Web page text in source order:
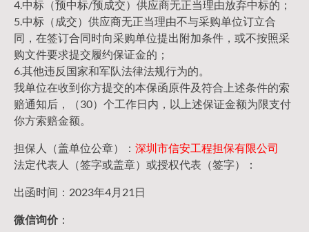
4.中标（预中标/预成交）供应商无正当理由放弃中标的；
5.中标（成交）供应商无正当理由不与采购单位订立合
同，在签订合同时向采购单位提出附加条件，或不按照采
购文件要求提交履约保证金的；
6.其他违反国家和军队法律法规行为的。
我单位在收到你方提交的本保函原件及符合上述条件的索
赔通知后，（30）个工作日内，以上述保证金额为限支付
你方索赔金额。
担保人（盖单位公章）： 深圳市信安工程担保有限公司
法定代表人（签字或盖章）或授权代表（签字）：
出函时间：2023年4月21日
微信询价：